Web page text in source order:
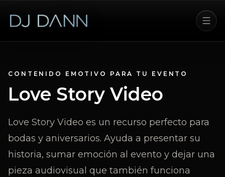
CONTENIDO EMOTIVO PARA TU EVENTO
Love Story Video
Love Story Video es un recurso perfecto para
bodas y aniversarios. Ayuda a presentar su
historia, sumar emoción al evento y dejar una
pieza audiovisual que también funciona